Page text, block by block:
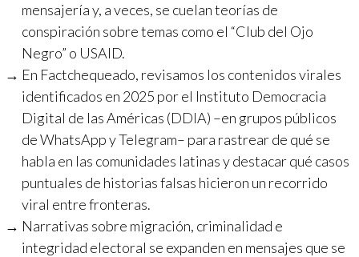
mensajería y, a veces, se cuelan teorías de
conspiración sobre temas como el “Club del Ojo
Negro” o USAID.
En Factchequeado, revisamos los contenidos virales
identificados en 2025 por el Instituto Democracia
Digital de las Américas (DDIA) –en grupos públicos
de WhatsApp y Telegram– para rastrear de qué se
habla en las comunidades latinas y destacar qué casos
puntuales de historias falsas hicieron un recorrido
viral entre fronteras.
Narrativas sobre migración, criminalidad e
integridad electoral se expanden en mensajes que se